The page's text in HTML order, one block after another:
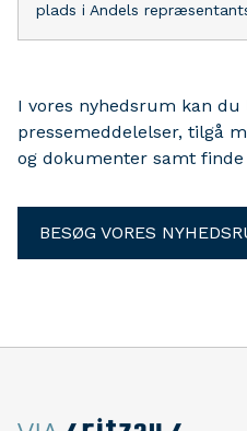
plads i Andels
I vores nyhedsrum kan
pressemeddelelser, tilgå
og dokumenter samt
BESØG VORES